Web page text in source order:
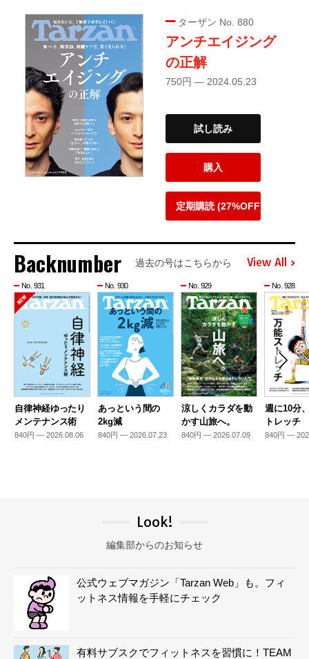
ターザン No. 880
アンチエイジング
の正解
750円 — 2024.05.23
試し読み
購入
定期購読 (27%OFF)
Backnumber 過去の号はこちらから View All
No. 931
自律神経ゆったり
メンテナンス術
840円 — 2026.08.06
No. 930
あっという間の
2kg減
840円 — 2026.07.23
No. 929
涼しくカラダを動
かす山旅へ。
840円 — 2026.07.09
No. 928
週に10分
トレッチ
840円 —
Look!
編集部からのお知らせ
公式ウェブマガジン「Tarzan Web」も。フィ
ットネス情報を手軽にチェック
有料サブスクでフィットネスを習慣に！TEAM